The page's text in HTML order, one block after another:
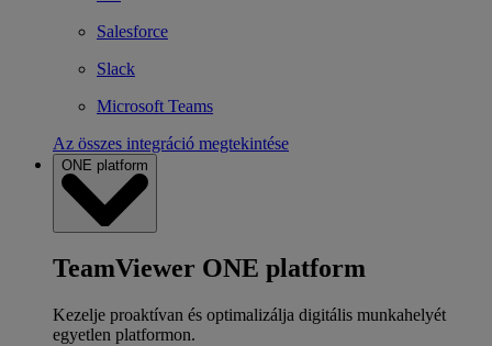
Salesforce
Slack
Microsoft Teams
Az összes integráció megtekintése
ONE platform
TeamViewer ONE platform
Kezelje proaktívan és optimalizálja digitális munkahelyét
egyetlen platformon.